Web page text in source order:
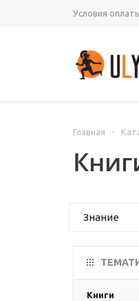
Условия
Главная -
Знание
Книги